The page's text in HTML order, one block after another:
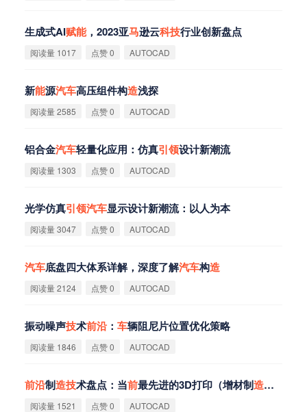
生成式AI赋能，2023亚马逊云科技行业创新盘点
阅读量 1017 点赞 0 AUTOCAD
新能源汽车高压组件构造浅探
阅读量 2585 点赞 0 AUTOCAD
铝合金汽车轻量化应用：仿真引领设计新潮流
阅读量 1303 点赞 0 AUTOCAD
光学仿真引领汽车显示设计新潮流：以人为本
阅读量 3047 点赞 0 AUTOCAD
汽车底盘四大体系详解，深度了解汽车构造
阅读量 2124 点赞 0 AUTOCAD
振动噪声技术前沿 ： 车辆阻尼片位置优化策略
阅读量 1846 点赞 0 AUTOCAD
前沿制造技术盘点：当前最先进的3D打印（增材制造）工艺
阅读量 1521 点赞 0 AUTOCAD